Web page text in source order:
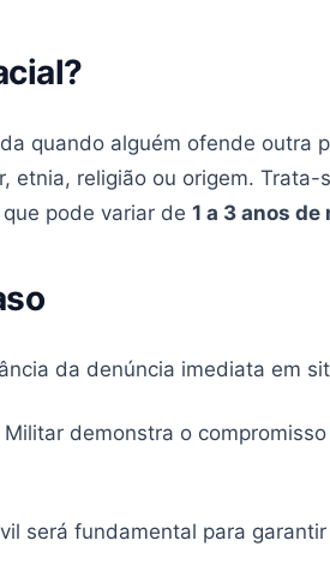
quando alguém ofende outra
etnia, religião ou origem.
pode variar de 1 a 3 anos
da denúncia imediata em
demonstra o
será fundamental para